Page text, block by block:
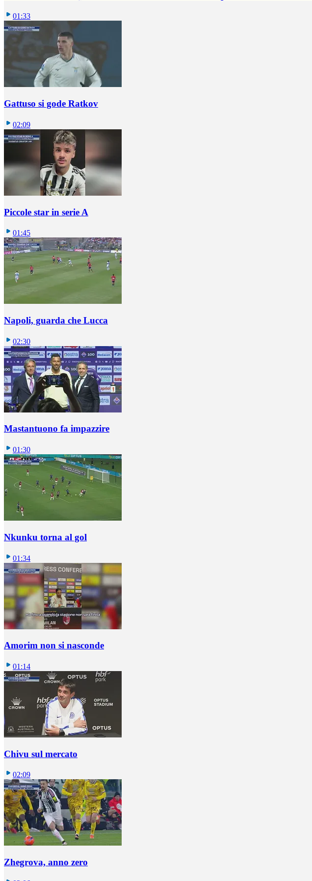
01:33
Gattuso si gode Ratkov
02:09
Piccole star in serie A
01:45
Napoli, guarda che Lucca
02:30
Mastantuono fa impazzire
01:30
Nkunku torna al gol
01:34
Amorim non si nasconde
01:14
Chivu sul mercato
02:09
Zhegrova, anno zero